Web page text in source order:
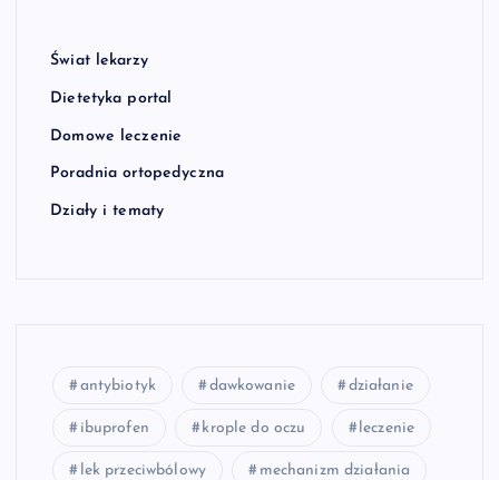
Świat lekarzy
Dietetyka portal
Domowe leczenie
Poradnia ortopedyczna
Działy i tematy
antybiotyk dawkowanie działanie
ibuprofen krople do oczu leczenie
lek przeciwbólowy mechanizm działania